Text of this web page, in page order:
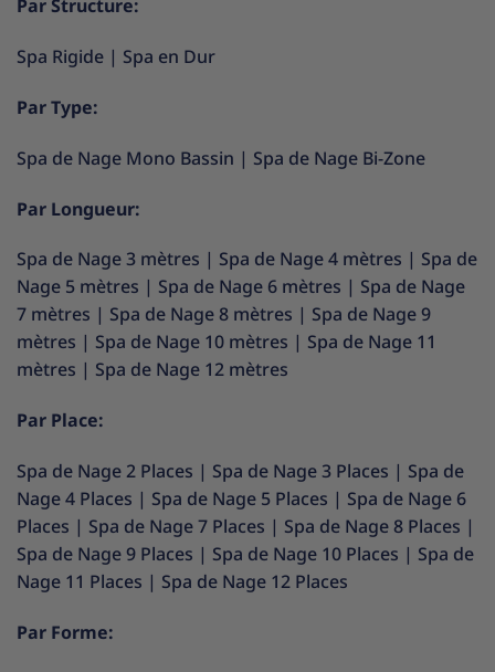
Par Structure:
Spa Rigide | Spa en Dur
Par Type:
Spa de Nage Mono Bassin | Spa de Nage Bi-Zone
Par Longueur:
Spa de Nage 3 mètres | Spa de Nage 4 mètres | Spa de
Nage 5 mètres | Spa de Nage 6 mètres | Spa de Nage
7 mètres | Spa de Nage 8 mètres | Spa de Nage 9
mètres | Spa de Nage 10 mètres | Spa de Nage 11
mètres | Spa de Nage 12 mètres
Par Place:
Spa de Nage 2 Places | Spa de Nage 3 Places | Spa de
Nage 4 Places | Spa de Nage 5 Places | Spa de Nage 6
Places | Spa de Nage 7 Places | Spa de Nage 8 Places |
Spa de Nage 9 Places | Spa de Nage 10 Places | Spa de
Nage 11 Places | Spa de Nage 12 Places
Par Forme: